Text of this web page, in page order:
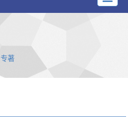
专著